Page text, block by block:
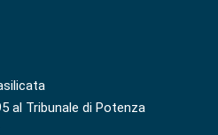
al Tribunale di Potenza